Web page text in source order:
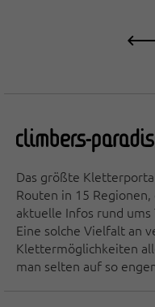
Das größte
Routen in 15
aktuelle Infos rund
Eine solche Vielfalt an
Klettermöglichkeiten
man selten auf so